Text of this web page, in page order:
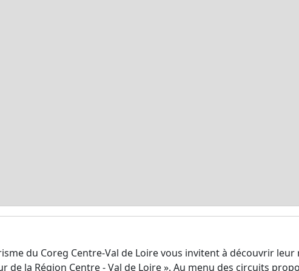
du Coreg Centre-Val de Loire vous invitent à découvrir
de la Région Centre - Val de Loire ». Au menu des circuits